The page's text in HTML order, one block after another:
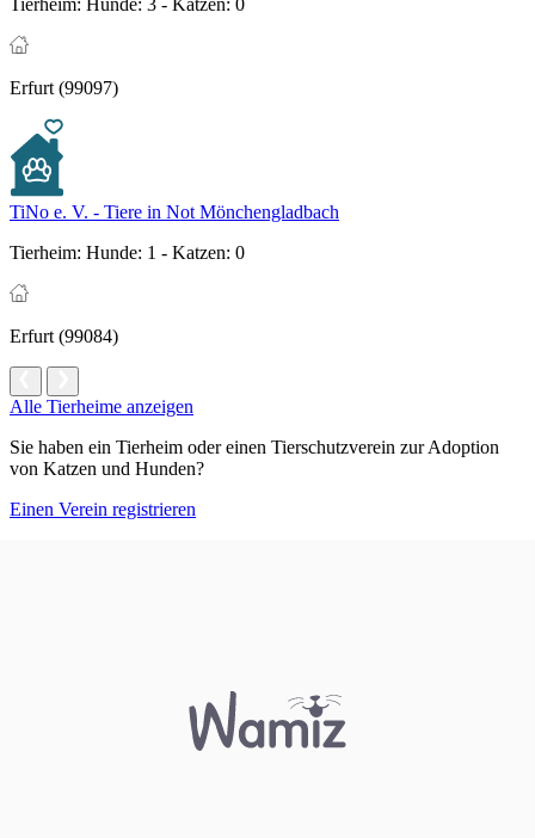
Tierheim: Hunde: 3 - Katzen: 0
Erfurt (99097)
TiNo e. V. - Tiere in Not Mönchengladbach
Tierheim: Hunde: 1 - Katzen: 0
Erfurt (99084)
Alle Tierheime anzeigen
Sie haben ein Tierheim oder einen Tierschutzverein zur Adoption
von Katzen und Hunden?
Einen Verein registrieren